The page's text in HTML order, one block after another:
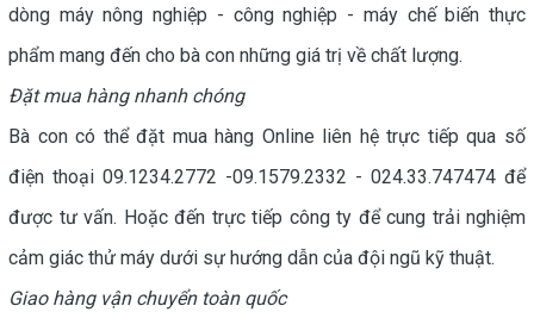
dòng máy nông nghiệp - công nghiệp - máy chế biến thực
phẩm mang đến cho bà con những giá trị về chất lượng.
Đặt mua hàng nhanh chóng
Bà con có thể đặt mua hàng Online liên hệ trực tiếp qua số
điện thoại 09.1234.2772 -09.1579.2332 - 024.33.747474 để
được tư vấn. Hoặc đến trực tiếp công ty để cung trải nghiệm
cảm giác thử máy dưới sự hướng dẫn của đội ngũ kỹ thuật.
Giao hàng vận chuyển toàn quốc